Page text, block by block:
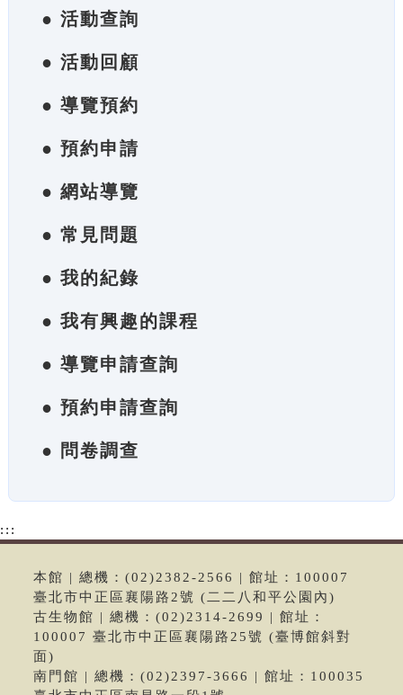
● 活動查詢
● 活動回顧
● 導覽預約
● 預約申請
● 網站導覽
● 常見問題
● 我的紀錄
● 我有興趣的課程
● 導覽申請查詢
● 預約申請查詢
● 問卷調查
:::
本館 | 總機：(02)2382-2566 | 館址：100007
臺北市中正區襄陽路2號 (二二八和平公園內)
古生物館 | 總機：(02)2314-2699 | 館址：
100007 臺北市中正區襄陽路25號 (臺博館斜對
面)
南門館 | 總機：(02)2397-3666 | 館址：100035